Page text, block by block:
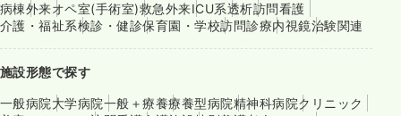
病棟外来オペ室(手術室)救急外来ICU系透析訪問看護
介護・福祉系検診・健診保育園・学校訪問診療内視鏡治験関連
施設形態で探す
一般病院大学病院一般＋療養療養型病院精神科病院クリニック